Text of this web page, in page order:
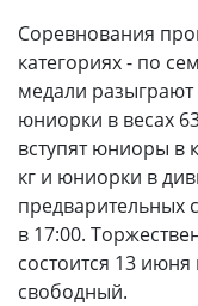
Соревнования
категориях - по
медали разыграют
юниорки в весах
вступят юниоры в
кг и юниорки в
предварительных
в 17:00.
состоится 13 июня
свободный.